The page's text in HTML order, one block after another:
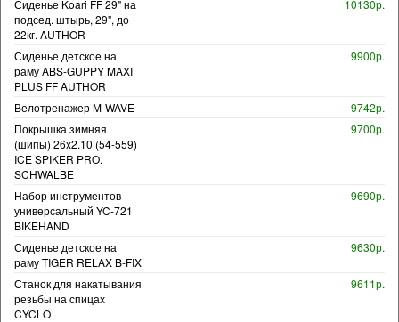
Сиденье Koari FF 29" на
подсед. штырь, 29", до
22кг. AUTHOR
10130р.
Сиденье детское на
раму ABS-GUPPY MAXI
PLUS FF AUTHOR
9900р.
Велотренажер M-WAVE
9742р.
Покрышка зимняя
(шипы) 26x2.10 (54-559)
ICE SPIKER PRO.
SCHWALBE
9700р.
Набор инструментов
универсальный YC-721
BIKEHAND
9690р.
Сиденье детское на
раму TIGER RELAX B-FIX
9630р.
Станок для накатывания
резьбы на спицах
CYCLO
9611р.